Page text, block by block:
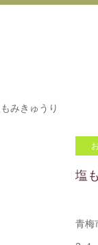
みきゅうり
塩
青梅